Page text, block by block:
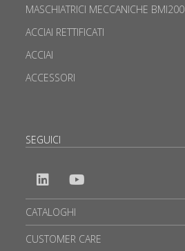
MASCHIATRICI MECCANICHE BMI200
ACCIAI RETTIFICATI
ACCIAI
ACCESSORI
SEGUICI
CATALOGHI
CUSTOMER CARE